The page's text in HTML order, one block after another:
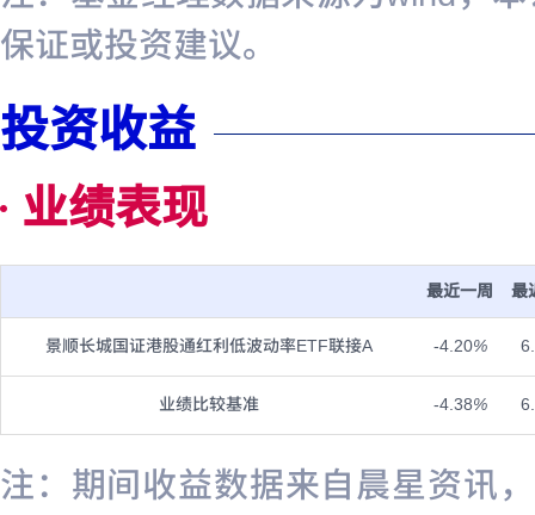
保证或投资建议。
投资收益
业绩表现
最近一周 最
景顺长城国证港股通红利低波动率ETF联接A -4.20%
业绩比较基准 -4.38%
注：期间收益数据来自晨星资讯